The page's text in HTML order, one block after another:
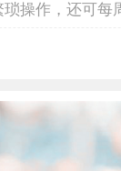
琐操作，还可每